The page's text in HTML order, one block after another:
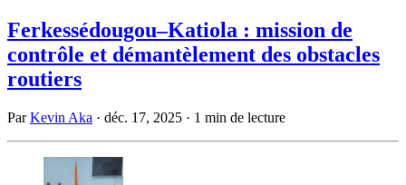
Ferkessédougou–Katiola : mission de
contrôle et démantèlement des obstacles
routiers
ParKevin Aka · déc. 17, 2025 · 1 min de lecture